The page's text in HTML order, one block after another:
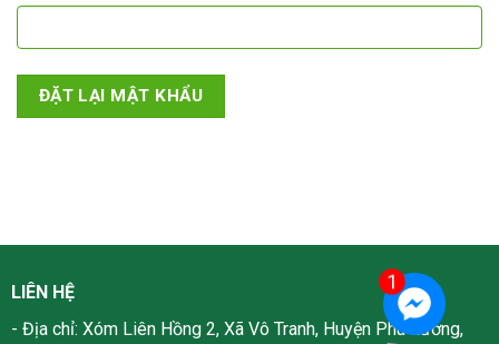
buộc
ĐẶT LẠI MẬT KHẨU
LIÊN HỆ
- Địa chỉ: Xóm Liên Hồng 2, Xã Vô Tranh, Huyện Phú Lương,